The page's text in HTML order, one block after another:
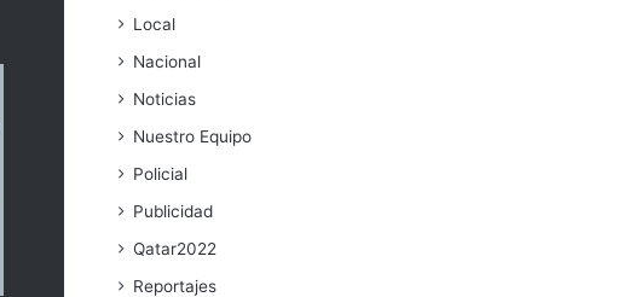
Local
Nacional
Noticias
Nuestro Equipo
Policial
Publicidad
Qatar2022
Reportajes